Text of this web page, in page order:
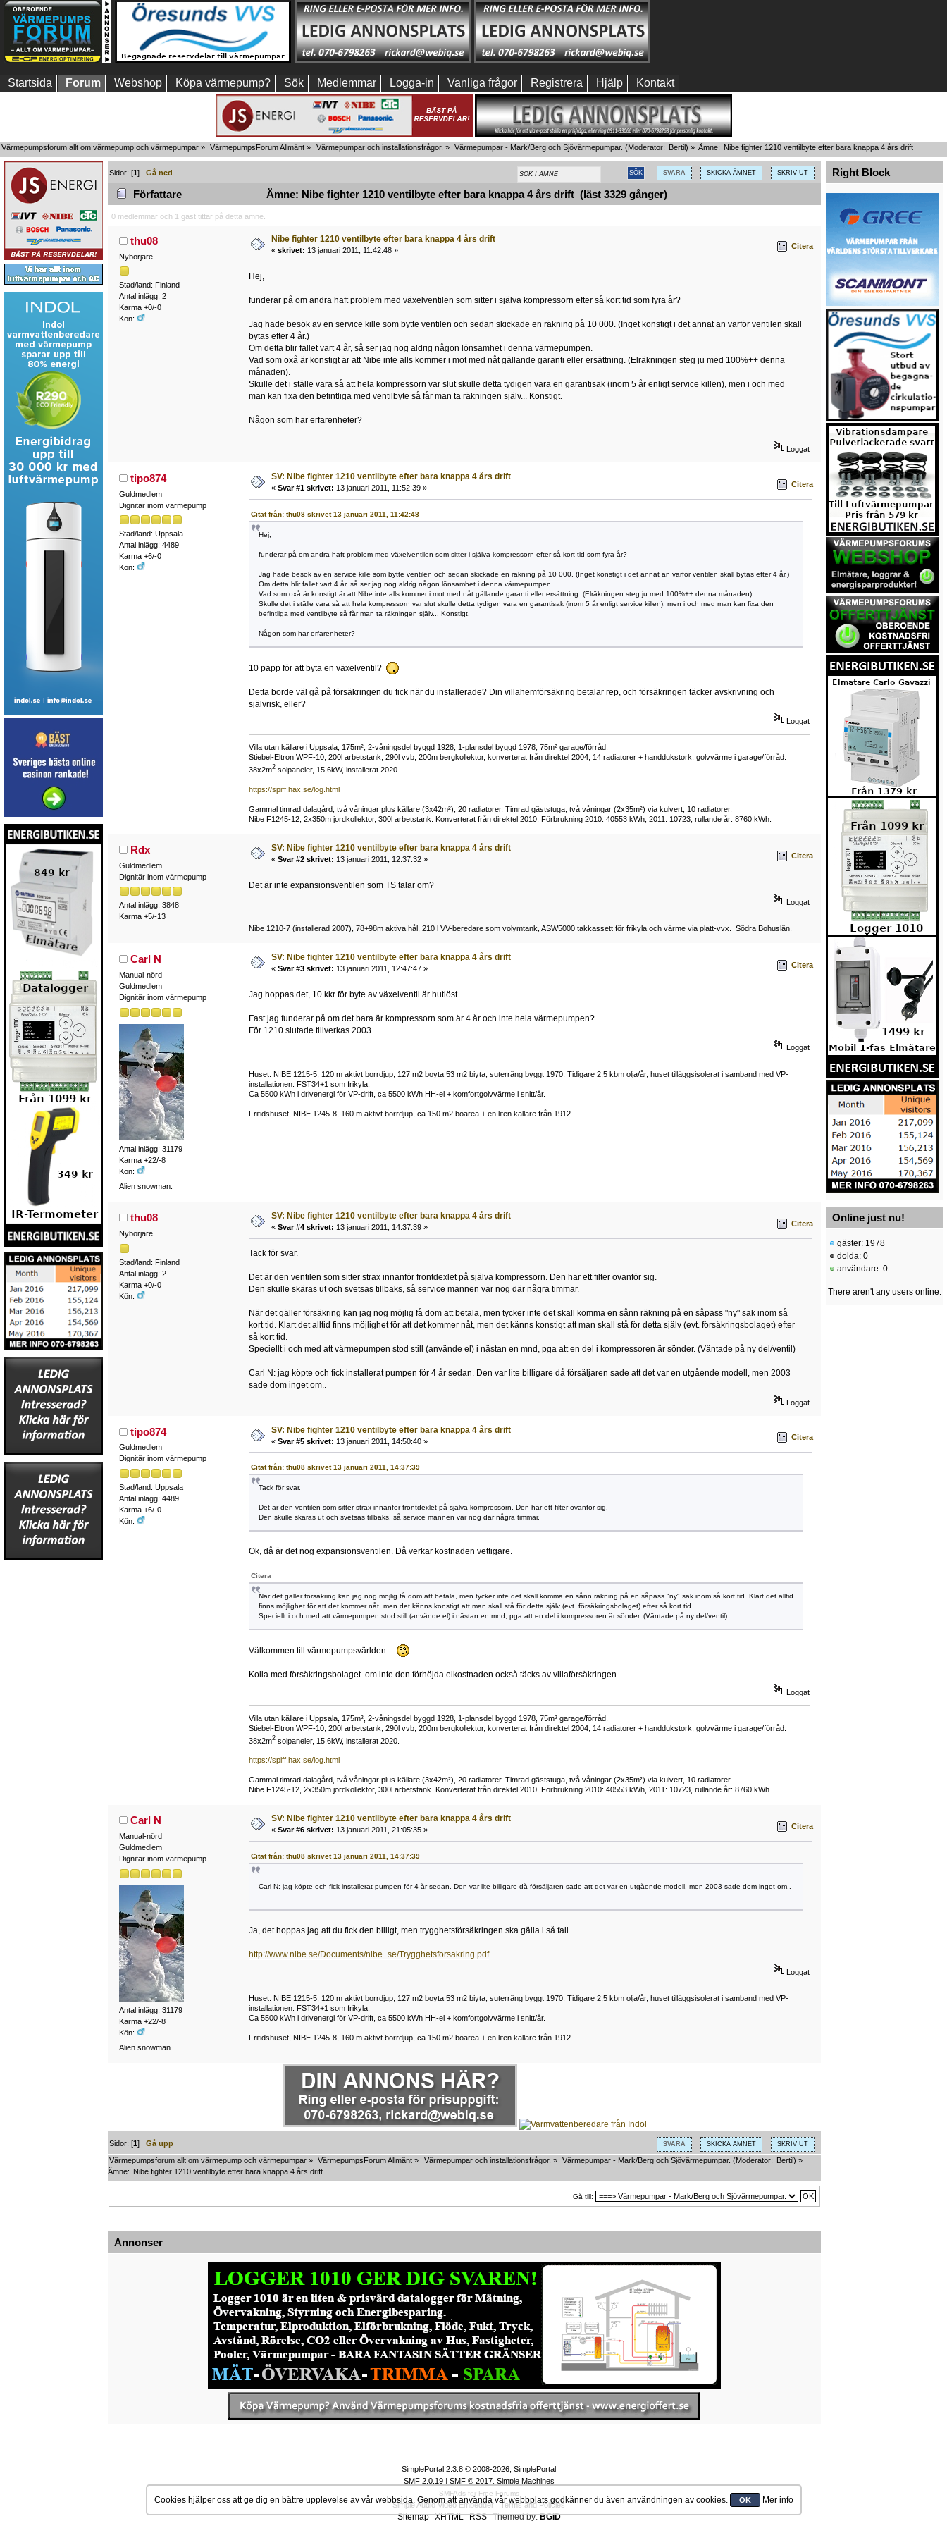
Startsida Forum Webshop Köpa värmepump? Sök Medlemmar Logga-in Vanliga frågor Registrera Hjälp Kontakt
Värmepumpsforum allt om värmepump och värmepumpar » VärmepumpsForum Allmänt » Värmepumpar och installationsfrågor. » Värmepumpar - Mark/Berg och Sjövärmepumpar. (Moderator: Bertil) » Ämne: Nibe fighter 1210 ventilbyte efter bara knappa 4 års drift
SVARA SKICKA ÄMNET SKRIV UT
Sidor: [1]Gå ned
Författare Ämne: Nibe fighter 1210 ventilbyte efter bara knappa 4 års drift (läst 3329 gånger)
0 medlemmar och 1 gäst tittar på detta ämne.
thu08
Nybörjare
Stad/land: Finland
Antal inlägg: 2
Karma +0/-0
Kön:
Nibe fighter 1210 ventilbyte efter bara knappa 4 års drift
« skrivet: 13 januari 2011, 11:42:48 » Citera
Hej,
funderar på om andra haft problem med växelventilen som sitter i själva kompressorn efter så kort tid som fyra år?
Jag hade besök av en service kille som bytte ventilen och sedan skickade en räkning på 10 000. (Inget konstigt i det annat än varför ventilen skall
bytas efter 4 år.)
Om detta blir fallet vart 4 år, så ser jag nog aldrig någon lönsamhet i denna värmepumpen.
Vad som oxå är konstigt är att Nibe inte alls kommer i mot med nåt gällande garanti eller ersättning. (Elräkningen steg ju med 100%++ denna
månaden).
Skulle det i ställe vara så att hela kompressorn var slut skulle detta tydigen vara en garantisak (inom 5 år enligt service killen), men i och med
man kan fixa den befintliga med ventilbyte så får man ta räkningen själv... Konstigt.
Någon som har erfarenheter?
Loggat
tipo874
Guldmedlem
Dignitär inom värmepump
Stad/land: Uppsala
Antal inlägg: 4489
Karma +6/-0
Kön:
SV: Nibe fighter 1210 ventilbyte efter bara knappa 4 års drift
« Svar #1 skrivet: 13 januari 2011, 11:52:39 » Citera
Citat från: thu08 skrivet 13 januari 2011, 11:42:48
Hej,
funderar på om andra haft problem med växelventilen som sitter i själva kompressorn efter så kort tid som fyra år?
Jag hade besök av en service kille som bytte ventilen och sedan skickade en räkning på 10 000. (Inget konstigt i det annat än varför ventilen skall bytas efter 4 år.)
Om detta blir fallet vart 4 år, så ser jag nog aldrig någon lönsamhet i denna värmepumpen.
Vad som oxå är konstigt är att Nibe inte alls kommer i mot med nåt gällande garanti eller ersättning. (Elräkningen steg ju med 100%++ denna månaden).
Skulle det i ställe vara så att hela kompressorn var slut skulle detta tydigen vara en garantisak (inom 5 år enligt service killen), men i och med man kan fixa den
befintliga med ventilbyte så får man ta räkningen själv... Konstigt.
Någon som har erfarenheter?
10 papp för att byta en växelventil?
Detta borde väl gå på försäkringen du fick när du installerade? Din villahemförsäkring betalar rep, och försäkringen täcker avskrivning och
självrisk, eller?
Loggat
Villa utan källare i Uppsala, 175m², 2-våningsdel byggd 1928, 1-plansdel byggd 1978, 75m² garage/förråd.
Stiebel-Eltron WPF-10, 200l arbetstank, 290l vvb, 200m bergkollektor, konverterat från direktel 2004, 14 radiatorer + handdukstork, golvvärme i garage/förråd.
38x2m2solpaneler, 15,6kW, installerat 2020.
https://spiff.hax.se/log.html
Gammal timrad dalagård, två våningar plus källare (3x42m²), 20 radiatorer. Timrad gäststuga, två våningar (2x35m²) via kulvert, 10 radiatorer.
Nibe F1245-12, 2x350m jordkollektor, 300l arbetstank. Konverterat från direktel 2010. Förbrukning 2010: 40553 kWh, 2011: 10723, rullande år: 8760 kWh.
Rdx
Guldmedlem
Dignitär inom värmepump
Antal inlägg: 3848
Karma +5/-13
SV: Nibe fighter 1210 ventilbyte efter bara knappa 4 års drift
« Svar #2 skrivet: 13 januari 2011, 12:37:32 » Citera
Det är inte expansionsventilen som TS talar om?
Loggat
Nibe 1210-7 (installerad 2007), 78+98m aktiva hål, 210 l VV-beredare som volymtank, ASW5000 takkassett för frikyla och värme via platt-vvx. Södra Bohuslän.
Carl N
Manual-nörd
Guldmedlem
Dignitär inom värmepump
Antal inlägg: 31179
Karma +22/-8
Kön:
Alien snowman.
SV: Nibe fighter 1210 ventilbyte efter bara knappa 4 års drift
« Svar #3 skrivet: 13 januari 2011, 12:47:47 » Citera
Jag hoppas det, 10 kkr för byte av växelventil är hutlöst.
Fast jag funderar på om det bara är kompressorn som är 4 år och inte hela värmepumpen?
För 1210 slutade tillverkas 2003.
Loggat
Huset: NIBE 1215-5, 120 m aktivt borrdjup, 127 m2 boyta 53 m2 biyta, suterräng byggt 1970. Tidigare 2,5 kbm olja/år, huset tilläggsisolerat i samband med VP-
installationen. FST34+1 som frikyla.
Ca 5500 kWh i drivenergi för VP-drift, ca 5500 kWh HH-el + komfortgolvvärme i snitt/år.
---------------------------------------------------------------------------------------------------
Fritidshuset, NIBE 1245-8, 160 m aktivt borrdjup, ca 150 m2 boarea + en liten källare från 1912.
thu08
Nybörjare
Stad/land: Finland
Antal inlägg: 2
Karma +0/-0
Kön:
SV: Nibe fighter 1210 ventilbyte efter bara knappa 4 års drift
« Svar #4 skrivet: 13 januari 2011, 14:37:39 » Citera
Tack för svar.
Det är den ventilen som sitter strax innanför frontdexlet på själva kompressorn. Den har ett filter ovanför sig.
Den skulle skäras ut och svetsas tillbaks, så service mannen var nog där några timmar.
När det gäller försäkring kan jag nog möjlig få dom att betala, men tycker inte det skall komma en sånn räkning på en såpass "ny" sak inom så
kort tid. Klart det alltid finns möjlighet för att det kommer nåt, men det känns konstigt att man skall stå för detta själv (evt. försäkringsbolaget) efter
så kort tid.
Speciellt i och med att värmepumpen stod still (använde el) i nästan en mnd, pga att en del i kompressoren är sönder. (Väntade på ny del/ventil)
Carl N: jag köpte och fick installerat pumpen för 4 år sedan. Den var lite billigare då försäljaren sade att det var en utgående modell, men 2003
sade dom inget om..
Loggat
tipo874
Guldmedlem
Dignitär inom värmepump
Stad/land: Uppsala
Antal inlägg: 4489
Karma +6/-0
Kön:
SV: Nibe fighter 1210 ventilbyte efter bara knappa 4 års drift
« Svar #5 skrivet: 13 januari 2011, 14:50:40 » Citera
Citat från: thu08 skrivet 13 januari 2011, 14:37:39
Tack för svar.
Det är den ventilen som sitter strax innanför frontdexlet på själva kompressorn. Den har ett filter ovanför sig.
Den skulle skäras ut och svetsas tillbaks, så service mannen var nog där några timmar.
Ok, då är det nog expansionsventilen. Då verkar kostnaden vettigare.
Citera
När det gäller försäkring kan jag nog möjlig få dom att betala, men tycker inte det skall komma en sånn räkning på en såpass "ny" sak inom så kort tid. Klart det alltid
finns möjlighet för att det kommer nåt, men det känns konstigt att man skall stå för detta själv (evt. försäkringsbolaget) efter så kort tid.
Speciellt i och med att värmepumpen stod still (använde el) i nästan en mnd, pga att en del i kompressoren är sönder. (Väntade på ny del/ventil)
Välkommen till värmepumpsvärlden...
Kolla med försäkringsbolaget om inte den förhöjda elkostnaden också täcks av villaförsäkringen.
Loggat
Villa utan källare i Uppsala, 175m², 2-våningsdel byggd 1928, 1-plansdel byggd 1978, 75m² garage/förråd.
Stiebel-Eltron WPF-10, 200l arbetstank, 290l vvb, 200m bergkollektor, konverterat från direktel 2004, 14 radiatorer + handdukstork, golvvärme i garage/förråd.
38x2m2solpaneler, 15,6kW, installerat 2020.
https://spiff.hax.se/log.html
Gammal timrad dalagård, två våningar plus källare (3x42m²), 20 radiatorer. Timrad gäststuga, två våningar (2x35m²) via kulvert, 10 radiatorer.
Nibe F1245-12, 2x350m jordkollektor, 300l arbetstank. Konverterat från direktel 2010. Förbrukning 2010: 40553 kWh, 2011: 10723, rullande år: 8760 kWh.
Carl N
Manual-nörd
Guldmedlem
Dignitär inom värmepump
Antal inlägg: 31179
Karma +22/-8
Kön:
Alien snowman.
SV: Nibe fighter 1210 ventilbyte efter bara knappa 4 års drift
« Svar #6 skrivet: 13 januari 2011, 21:05:35 » Citera
Citat från: thu08 skrivet 13 januari 2011, 14:37:39
Carl N: jag köpte och fick installerat pumpen för 4 år sedan. Den var lite billigare då försäljaren sade att det var en utgående modell, men 2003 sade dom inget om..
Ja, det hoppas jag att du fick den billigt, men trygghetsförsäkringen ska gälla i så fall.
http://www.nibe.se/Documents/nibe_se/Trygghetsforsakring.pdf
Loggat
Huset: NIBE 1215-5, 120 m aktivt borrdjup, 127 m2 boyta 53 m2 biyta, suterräng byggt 1970. Tidigare 2,5 kbm olja/år, huset tilläggsisolerat i samband med VP-
installationen. FST34+1 som frikyla.
Ca 5500 kWh i drivenergi för VP-drift, ca 5500 kWh HH-el + komfortgolvvärme i snitt/år.
---------------------------------------------------------------------------------------------------
Fritidshuset, NIBE 1245-8, 160 m aktivt borrdjup, ca 150 m2 boarea + en liten källare från 1912.
SVARA SKICKA ÄMNET SKRIV UT
Sidor: [1]Gå upp
Värmepumpsforum allt om värmepump och värmepumpar » VärmepumpsForum Allmänt » Värmepumpar och installationsfrågor. » Värmepumpar - Mark/Berg och Sjövärmepumpar. (Moderator: Bertil) »
Ämne: Nibe fighter 1210 ventilbyte efter bara knappa 4 års drift
Gå till:
Annonser
Right Block
Online just nu!
gäster: 1978
dolda: 0
användare: 0
There aren't any users online.
SimplePortal 2.3.8 © 2008-2026, SimplePortal
SMF 2.0.19| SMF © 2017, Simple Machines
SMFAdsfor Free Forums
Simple Audio Video Embedder |Terms and Policies
Sitemap XHTML RSS Themed by:BGID
Cookies hjälper oss att ge dig en bättre upplevelse av vår webbsida. Genom att använda vår webbplats godkänner du även användningen av cookies. OK Mer info